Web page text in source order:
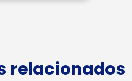
relacionados